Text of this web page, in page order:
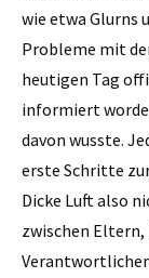
wie etwa Glurns
Probleme mit
heutigen Tag
informiert
davon wusste.
erste Schritte
Dicke Luft also
zwischen